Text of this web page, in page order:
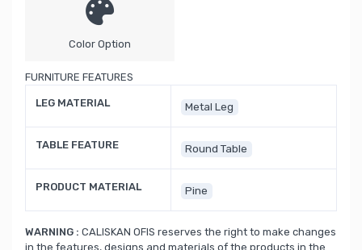
Color Option
FURNITURE FEATURES
LEG MATERIAL Metal Leg
TABLE FEATURE Round Table
PRODUCT MATERIAL Pine
WARNING : CALISKAN OFIS reserves the right to make changes
in the features, designs and materials of the products in the